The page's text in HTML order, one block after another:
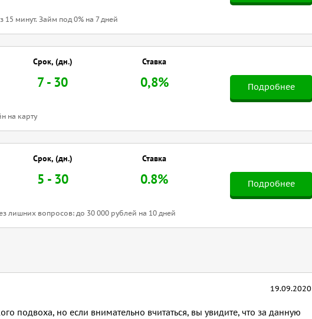
15 минут. Займ под 0% на 7 дней
Подробнее
Срок, (дн.)
7 - 30
Ставка
0,8%
на карту
Подробнее
Срок, (дн.)
5 - 30
Ставка
0.8%
лишних вопросов: до 30 000 рублей на 10 дней
19.09.2020
подвоха, но если внимательно вчитаться, вы увидите, что за данную